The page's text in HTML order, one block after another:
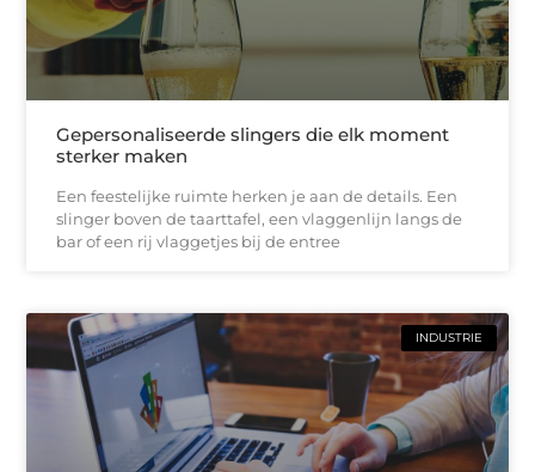
Gepersonaliseerde slingers die elk moment
sterker maken
Een feestelijke ruimte herken je aan de details. Een
slinger boven de taarttafel, een vlaggenlijn langs de
bar of een rij vlaggetjes bij de entree
INDUSTRIE